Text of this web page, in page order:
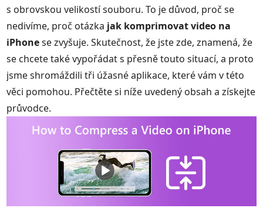
s obrovskou velikostí souboru. To je důvod, proč se
nedivíme, proč otázka jak komprimovat video na
iPhonese zvyšuje. Skutečnost, že jste zde, znamená, že
se chcete také vypořádat s přesně touto situací, a proto
jsme shromáždili tři úžasné aplikace, které vám v této
věci pomohou. Přečtěte si níže uvedený obsah a získejte
průvodce.